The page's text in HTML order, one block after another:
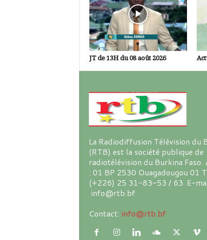
JT de 13H du 08 août 2026
La Radiodiffusion Télévision du
(RTB) est la société publique de
radiotélévision du Burkina Faso.
: 01 BP 2530 Ouagadougou 01
(+226) 25 31-83-53 / 63 E-
info@rtb.bf
Contact: info@rtb.bf